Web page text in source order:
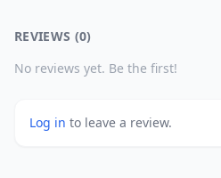
REVIEWS (0)
No reviews yet. Be the first!
Log in to leave a review.